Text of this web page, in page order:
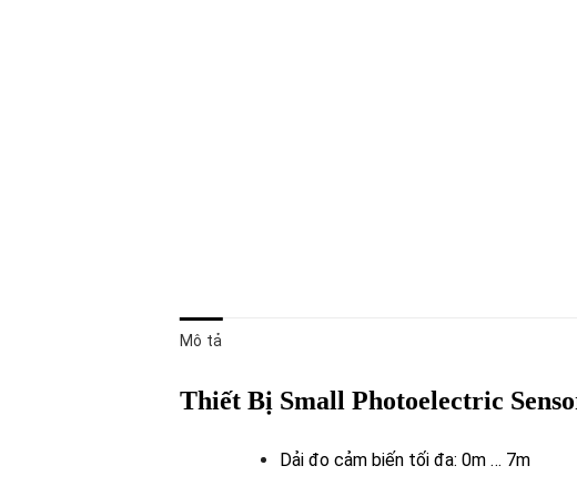
Mô tả
Thiết Bị Small Photoelectric
Dải đo cảm biến tối đa: 0m … 7m